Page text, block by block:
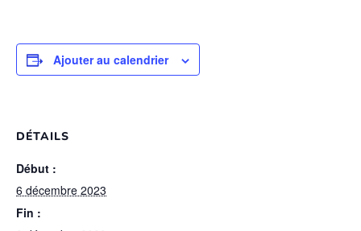
Ajouter au calendrier
DÉTAILS
Début :
6 décembre 2023
Fin :